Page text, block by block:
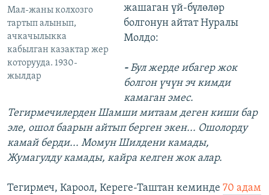
Мал-жаны колхозго
тартып алынып,
ачкачылыкка
кабылган казактар жер
которууда. 1930-
жылдар
жашаган үй-бүлөлөр
болгонун айтат Нуралы
Молдо:
-Бул жерде ибагер жок
болгон үчүн эч кимди
камаган эмес.
Тегирмечилерден Шамши митаам деген киши бар
эле, ошол баарын айтып берген экен... Ошолорду
камай берди... Момун Шилдени камады,
Жумагулду камады, кайра келген жок алар.
Тегирмеч, Кароол, Кереге-Таштан кеминде 70 адам